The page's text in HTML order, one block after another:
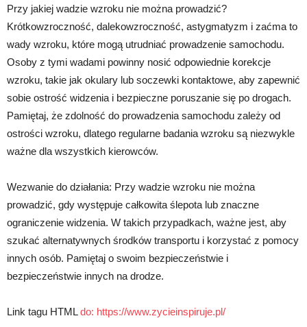
Przy jakiej wadzie wzroku nie można prowadzić?
Krótkowzroczność, dalekowzroczność, astygmatyzm i zaćma to
wady wzroku, które mogą utrudniać prowadzenie samochodu.
Osoby z tymi wadami powinny nosić odpowiednie korekcje
wzroku, takie jak okulary lub soczewki kontaktowe, aby zapewnić
sobie ostrość widzenia i bezpieczne poruszanie się po drogach.
Pamiętaj, że zdolność do prowadzenia samochodu zależy od
ostrości wzroku, dlatego regularne badania wzroku są niezwykle
ważne dla wszystkich kierowców.
Wezwanie do działania: Przy wadzie wzroku nie można
prowadzić, gdy występuje całkowita ślepota lub znaczne
ograniczenie widzenia. W takich przypadkach, ważne jest, aby
szukać alternatywnych środków transportu i korzystać z pomocy
innych osób. Pamiętaj o swoim bezpieczeństwie i
bezpieczeństwie innych na drodze.
Link tagu HTMLdo: https://www.zycieinspiruje.pl/